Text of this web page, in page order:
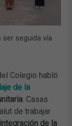
ser seguida vía
Colegio habló
de la
. Casas
de trabajar
de la